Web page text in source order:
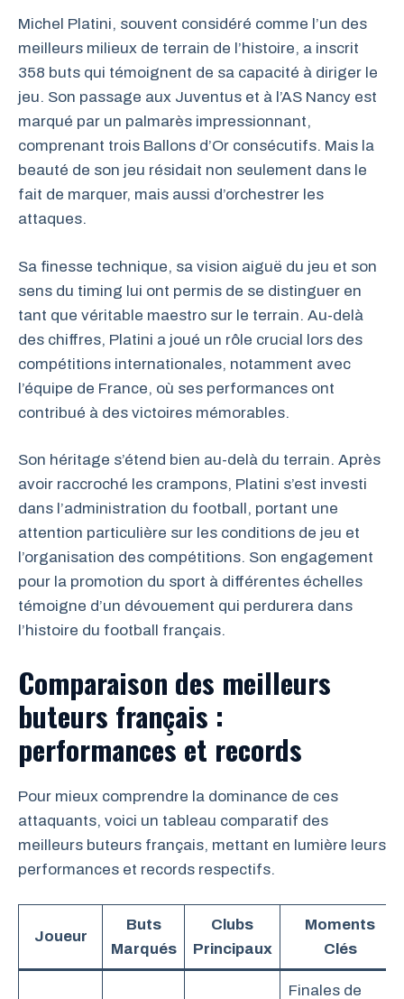
Michel Platini, souvent considéré comme l’un des
meilleurs milieux de terrain de l’histoire, a inscrit
358 buts qui témoignent de sa capacité à diriger le
jeu. Son passage aux Juventus et à l’AS Nancy est
marqué par un palmarès impressionnant,
comprenant trois Ballons d’Or consécutifs. Mais la
beauté de son jeu résidait non seulement dans le
fait de marquer, mais aussi d’orchestrer les
attaques.
Sa finesse technique, sa vision aiguë du jeu et son
sens du timing lui ont permis de se distinguer en
tant que véritable maestro sur le terrain. Au-delà
des chiffres, Platini a joué un rôle crucial lors des
compétitions internationales, notamment avec
l’équipe de France, où ses performances ont
contribué à des victoires mémorables.
Son héritage s’étend bien au-delà du terrain. Après
avoir raccroché les crampons, Platini s’est investi
dans l’administration du football, portant une
attention particulière sur les conditions de jeu et
l’organisation des compétitions. Son engagement
pour la promotion du sport à différentes échelles
témoigne d’un dévouement qui perdurera dans
l’histoire du football français.
Comparaison des meilleurs
buteurs français :
performances et records
Pour mieux comprendre la dominance de ces
attaquants, voici un tableau comparatif des
meilleurs buteurs français, mettant en lumière leurs
performances et records respectifs.
Joueur
Buts
Marqués
Clubs
Principaux
Moments
Clés
Finales de